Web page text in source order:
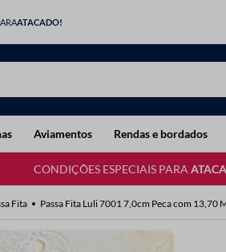
ATACADO!
Aviamentos Rendas e bordados
CONDIÇÕES ESPECIAIS PARA
Fita Passa Fita Luli 7001 7,0cm Peca com 13,70